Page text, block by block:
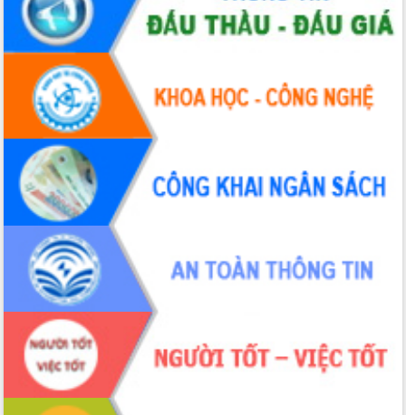
Chuyển đổi số 'mở đường' cho nông
nghiệp Đắk Lắk tăng trưởng bứt phá
Triển khai đồng bộ đo đạc, lập hồ sơ
địa chính, hoàn thiện cơ sở dữ liệu đất
Ứng dụng sinh trắc học - Bước tiến
trong hành trình chuyển đổi số tại Đắk
Lắk
Đắk Lắk nâng cao hiệu quả công tác
Đảng từ Sổ tay đảng viên điện tử
Đắk Lắk đẩy mạnh nuôi biển công
nghệ, hướng tới phát triển thủy sản
bền vững
Tập huấn nâng cao năng lực triển khai
chuyển đổi số cho cán bộ, công chức
cấp xã
Đắk Lắk phát động hưởng ứng Ngày
Quyền của người tiêu dùng Việt Nam
2026
Đẩy mạnh cải cách hành chính, quyết
tâm đạt được mục tiêu tăng trưởng